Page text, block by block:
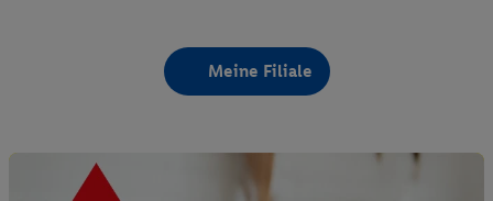
Meine Filiale